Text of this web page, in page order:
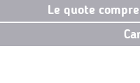
Le quote